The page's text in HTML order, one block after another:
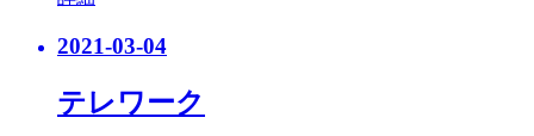
2021-03-04
テレワーク